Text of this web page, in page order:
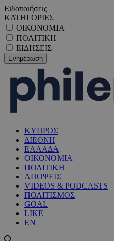
Ειδοποιήσεις
ΚΑΤΗΓΟΡΙΕΣ
ΟΙΚΟΝΟΜΙΑ
ΠΟΛΙΤΙΚΗ
ΕΙΔΗΣΕΙΣ
ΚΥΠΡΟΣ
ΔΙΕΘΝΗ
ΕΛΛΑΔΑ
ΟΙΚΟΝΟΜΙΑ
ΠΟΛΙΤΙΚΗ
ΑΠΟΨΕΙΣ
VIDEOS & PODCASTS
ΠΟΛΙΤΙΣΜΟΣ
GOAL
LIKE
EN